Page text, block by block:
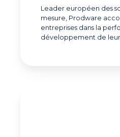
Leader européen des
mesure, Prodware
entreprises dans la
développement de